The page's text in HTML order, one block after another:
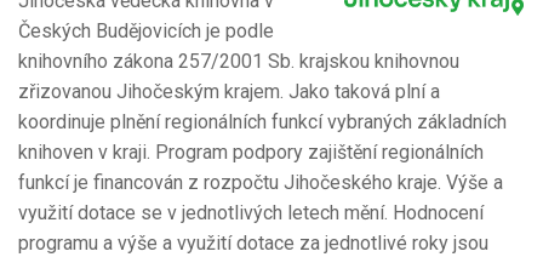
Českých Budějovicích je podle
knihovního zákona 257/2001 Sb. krajskou knihovnou
zřizovanou Jihočeským krajem. Jako taková plní a
koordinuje plnění regionálních funkcí vybraných základních
knihoven v kraji. Program podpory zajištění regionálních
funkcí je financován z rozpočtu Jihočeského kraje. Výše a
využití dotace se v jednotlivých letech mění. Hodnocení
programu a výše a využití dotace za jednotlivé roky jsou